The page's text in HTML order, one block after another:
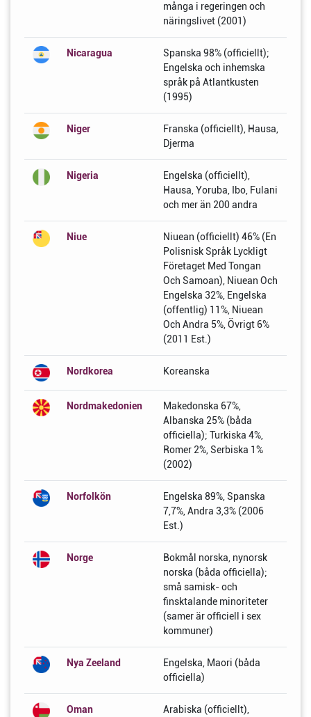
många i regeringen och
näringslivet (2001)
Nicaragua
Spanska 98% (officiellt);
Engelska och inhemska
språk på Atlantkusten
(1995)
Niger
Franska (officiellt), Hausa,
Djerma
Nigeria
Engelska (officiellt),
Hausa, Yoruba, Ibo, Fulani
och mer än 200 andra
Niue
Niuean (officiellt) 46% (En
Polisnisk Språk Lyckligt
Företaget Med Tongan
Och Samoan), Niuean Och
Engelska 32%, Engelska
(offentlig) 11%, Niuean
Och Andra 5%, Övrigt 6%
(2011 Est.)
Nordkorea Koreanska
Nordmakedonien
Makedonska 67%,
Albanska 25% (båda
officiella); Turkiska 4%,
Romer 2%, Serbiska 1%
(2002)
Norfolkön
Engelska 89%, Spanska
7,7%, Andra 3,3% (2006
Est.)
Norge
Bokmål norska, nynorsk
norska (båda officiella);
små samisk- och
finsktalande minoriteter
(samer är officiell i sex
kommuner)
Nya Zeeland
Engelska, Maori (båda
officiella)
Oman Arabiska (officiellt),